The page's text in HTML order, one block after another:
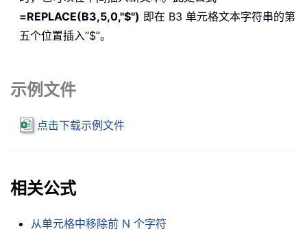
=REPLACE(B3,5,0,"$") 即在 B3 单元格文本字符串的第
五个位置插入“$”。
示例文件
点击下载示例文件
相关公式
从单元格中移除前 N 个字符